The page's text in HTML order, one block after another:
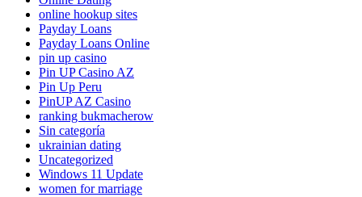
online hookup sites
Payday Loans
Payday Loans Online
pin up casino
Pin UP Casino AZ
Pin Up Peru
PinUP AZ Casino
ranking bukmacherow
Sin categoría
ukrainian dating
Uncategorized
Windows 11 Update
women for marriage